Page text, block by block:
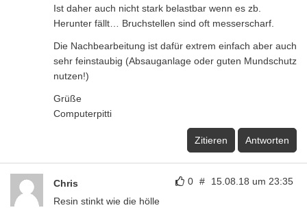
Ist daher auch nicht stark belastbar wenn es zb.
Herunter fällt… Bruchstellen sind oft messerscharf.
Die Nachbearbeitung ist dafür extrem einfach aber auch
sehr feinstaubig (Absauganlage oder guten Mundschutz
nutzen!)
Grüße
Computerpitti
Zitieren Antworten
0 # 15.08.18 um 23:35
Chris
Resin stinkt wie die hölle